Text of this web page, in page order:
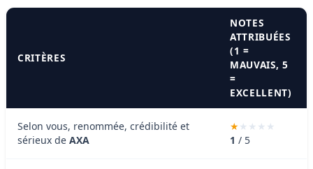
CRITÈRES
NOTES
ATTRIBUÉES
(1 =
MAUVAIS, 5
=
EXCELLENT)
Selon vous, renommée, crédibilité et
sérieux de AXA 1 / 5